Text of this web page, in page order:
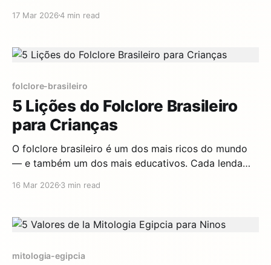
niño escucha cómo un pequeño sastre derrota a
hermanos, interioriza qué significa ser valiente: no la
17 Mar 20264 min read
folclore-brasileiro
5 Lições do Folclore Brasileiro
para Crianças
O folclore brasileiro é um dos mais ricos do mundo
— e também um dos mais educativos. Cada lenda
mundo: respeito pela natureza, coragem diante do
outros. Na nossa coleção de folclore brasileiro,
16 Mar 2026 3 min read
mitologia-egipcia